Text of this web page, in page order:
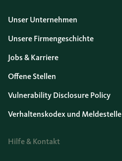
Unser Unternehmen
Unsere Firmengeschichte
Jobs & Karriere
Offene Stellen
Vulnerability Disclosure Policy
Verhaltenskodex und Meldestelle
Hilfe & Kontakt